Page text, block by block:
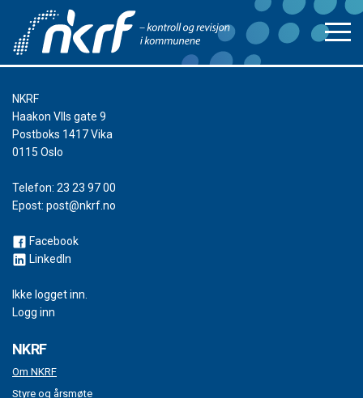
NKRF
Haakon VIIs gate 9
Postboks 1417 Vika
0115 Oslo
Telefon: 23 23 97 00
Epost: post@nkrf.no
Facebook
LinkedIn
Ikke logget inn.
Logg inn
NKRF
Om NKRF
Styre og årsmøte